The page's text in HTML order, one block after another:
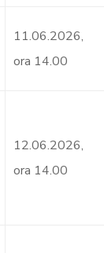
11.06.2026,
ora 14.00
12.06.2026,
ora 14.00